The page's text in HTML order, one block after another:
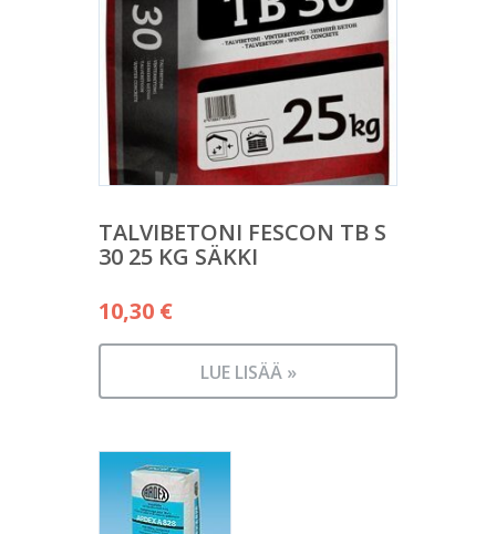
TALVIBETONI FESCON TB S
30 25 KG SÄKKI
10,30 €
LUE LISÄÄ »